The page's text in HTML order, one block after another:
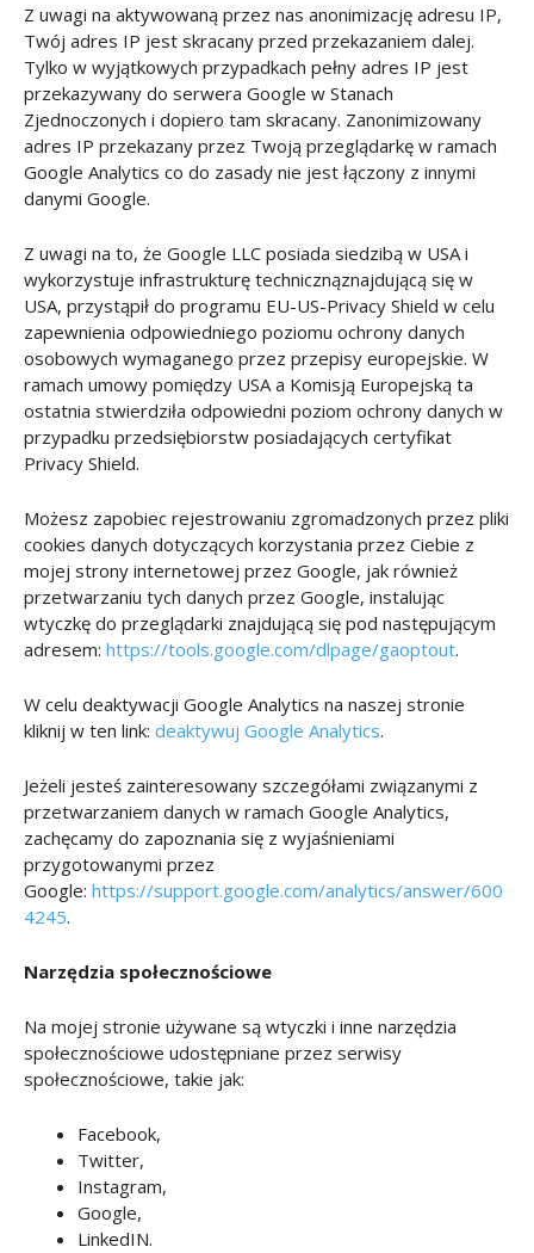
Z uwagi na aktywowaną przez nas anonimizację adresu IP,
Twój adres IP jest skracany przed przekazaniem dalej.
Tylko w wyjątkowych przypadkach pełny adres IP jest
przekazywany do serwera Google w Stanach
Zjednoczonych i dopiero tam skracany. Zanonimizowany
adres IP przekazany przez Twoją przeglądarkę w ramach
Google Analytics co do zasady nie jest łączony z innymi
danymi Google.
Z uwagi na to, że Google LLC posiada siedzibą w USA i
wykorzystuje infrastrukturę technicznąznajdującą się w
USA, przystąpił do programu EU-US-Privacy Shield w celu
zapewnienia odpowiedniego poziomu ochrony danych
osobowych wymaganego przez przepisy europejskie. W
ramach umowy pomiędzy USA a Komisją Europejską ta
ostatnia stwierdziła odpowiedni poziom ochrony danych w
przypadku przedsiębiorstw posiadających certyfikat
Privacy Shield.
Możesz zapobiec rejestrowaniu zgromadzonych przez pliki
cookies danych dotyczących korzystania przez Ciebie z
mojej strony internetowej przez Google, jak również
przetwarzaniu tych danych przez Google, instalując
wtyczkę do przeglądarki znajdującą się pod następującym
adresem: https://tools.google.com/dlpage/gaoptout.
W celu deaktywacji Google Analytics na naszej stronie
kliknij w ten link: deaktywuj Google Analytics.
Jeżeli jesteś zainteresowany szczegółami związanymi z
przetwarzaniem danych w ramach Google Analytics,
zachęcamy do zapoznania się z wyjaśnieniami
przygotowanymi przez
Google: https://support.google.com/analytics/answer/600
4245.
Narzędzia społecznościowe
Na mojej stronie używane są wtyczki i inne narzędzia
społecznościowe udostępniane przez serwisy
społecznościowe, takie jak:
Facebook,
Twitter,
Instagram,
Google,
LinkedIN.